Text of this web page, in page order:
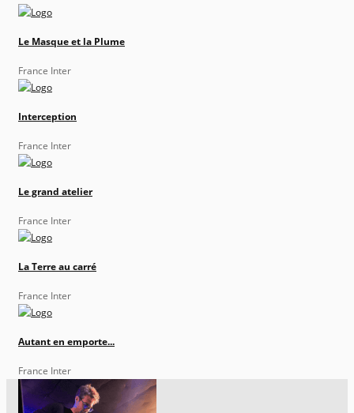
Le Masque et la Plume
France Inter
Interception
France Inter
Le grand atelier
France Inter
La Terre au carré
France Inter
Autant en emporte...
France Inter